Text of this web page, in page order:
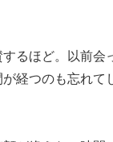
るほど。以前会
経つのも忘れて